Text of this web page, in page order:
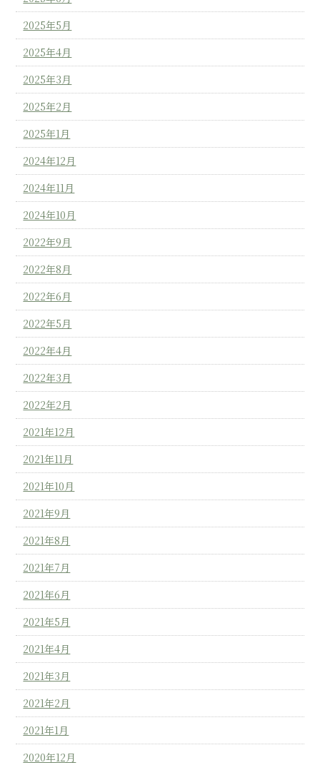
2025年5月
2025年4月
2025年3月
2025年2月
2025年1月
2024年12月
2024年11月
2024年10月
2022年9月
2022年8月
2022年6月
2022年5月
2022年4月
2022年3月
2022年2月
2021年12月
2021年11月
2021年10月
2021年9月
2021年8月
2021年7月
2021年6月
2021年5月
2021年4月
2021年3月
2021年2月
2021年1月
2020年12月